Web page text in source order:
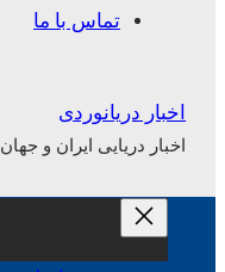
تماس با ما
اخبار دریانوردی
اخبار دریایی ایران و جهان